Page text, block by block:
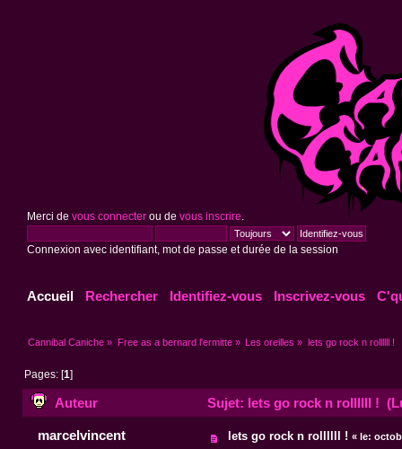
Merci de vous connecterou de vous inscrire
Connexion avec identifiant, mot de passe et durée de la session
Accueil Rechercher Identifiez-vous Inscrivez-vous
Cannibal Caniche » Free as a bernard l'ermitte» Les oreilles » lets go rock n rollllll !
Pages: [1]
Auteur Sujet: lets go rock n rollllll !
marcelvincent lets go rock n rollllll ! «le: